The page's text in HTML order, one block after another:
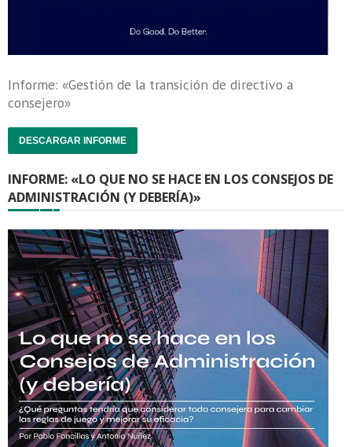
Informe: «Gestión de la transición de directivo a
consejero»
DESCARGAR INFORME
INFORME: «LO QUE NO SE HACE EN LOS CONSEJOS DE
ADMINISTRACIÓN (Y DEBERÍA)»